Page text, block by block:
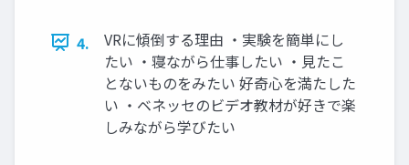
4.
VRに傾倒する理由 ・実験を簡単にし
たい ・寝ながら仕事したい ・見たこ
とないものをみたい 好奇心を満たした
い ・ベネッセのビデオ教材が好きで楽
しみながら学びたい